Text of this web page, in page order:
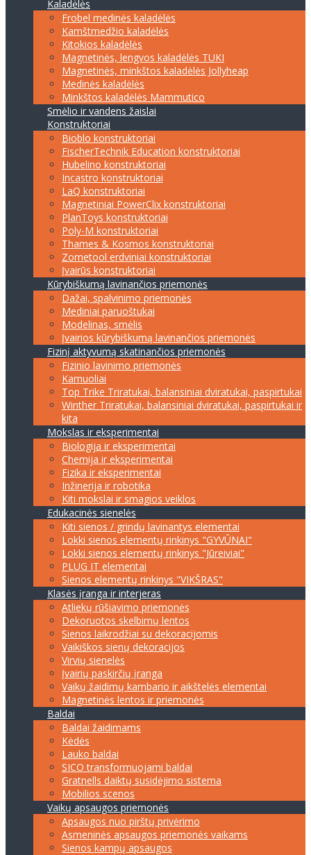
Kaladėlės
Frobel medinės kaladėlės
Kamštmedžio kaladėlės
Kitokios kaladėlės
Magnetinės, lengvos kaladėlės TUKI
Magnetinės, minkštos kaladėlės Jollyheap
Medinės kaladėlės
Minkštos kaladėlės Mammutico
Smėlio ir vandens žaislai
Konstruktoriai
Bioblo konstruktoriai
FischerTechnik Education konstruktoriai
Hubelino konstruktoriai
Incastro konstruktoriai
LaQ konstruktoriai
Magnetiniai PowerClix konstruktoriai
PlanToys konstruktoriai
Poly-M konstruktoriai
Thames & Kosmos konstruktoriai
Zometool erdviniai konstruktoriai
Įvairūs konstruktoriai
Kūrybiškumą lavinančios priemonės
Dažai, spalvinimo priemonės
Mediniai paruoštukai
Modelinas, smėlis
Įvairios kūrybiškumą lavinančios priemonės
Fizinį aktyvumą skatinančios priemonės
Fizinio lavinimo priemonės
Kamuoliai
Top Trike Triratukai, balansiniai dviratukai, paspirtukai
Winther Triratukai, balansiniai dviratukai, paspirtukai ir
kita
Mokslas ir eksperimentai
Biologija ir eksperimentai
Chemija ir eksperimentai
Fizika ir eksperimentai
Inžinerija ir robotika
Kiti mokslai ir smagios veiklos
Edukacinės sienelės
Kiti sienos / grindų lavinantys elementai
Lokki sienos elementų rinkinys "GYVŪNAI"
Lokki sienos elementų rinkinys "Jūreiviai"
PLUG IT elementai
Sienos elementų rinkinys "VIKŠRAS"
Klasės įranga ir interjeras
Atliekų rūšiavimo priemonės
Dekoruotos skelbimų lentos
Sienos laikrodžiai su dekoracijomis
Vaikiškos sienų dekoracijos
Virvių sienelės
Įvairių paskirčių įranga
Vaikų žaidimų kambario ir aikštelės elementai
Magnetinės lentos ir priemonės
Baldai
Baldai žaidimams
Kėdės
Lauko baldai
SICO transformuojami baldai
Gratnells daiktų susidėjimo sistema
Mobilios scenos
Vaikų apsaugos priemonės
Apsaugos nuo pirštų privėrimo
Asmeninės apsaugos priemonės vaikams
Sienos kampų apsaugos